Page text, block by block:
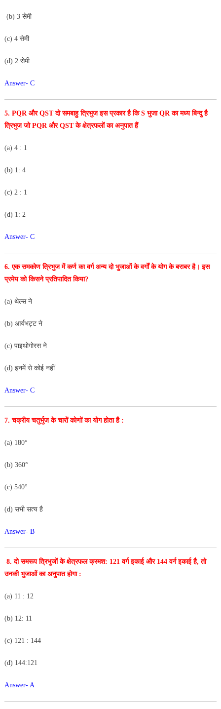
(b) 3 सेमी
(c) 4 सेमी
(d) 2 सेमी
Answer- C
5. PQR और QST दो समबाहु त्रिभुज इस प्रकार है कि S भुजा QR का मध्य बिन्दु है
त्रिभुज जो PQR और QST के क्षेत्रफलों का अनुपात हैं
(a) 4 : 1
(b) 1: 4
(c) 2 : 1
(d) 1: 2
Answer- C
6. एक समकोण त्रिभुज में कर्ण का वर्ग अन्य दो भुजाओं के वर्गों केयोग के बराबर है। इस
प्रमेय को किसने प्रतिपादित किया?
(a) थेल्स ने
(b) आर्यभट्ट ने
(c) पाइथोगोरस ने
(d) इनमें से कोई नहीं
Answer- C
7. चक्रीय चतुर्भुज के चारों कोणों का योग होता है :
(a) 180°
(b) 360°
(c) 540°
(d) सभी सत्य है
Answer- B
8. दो समरूप त्रिभुजों के क्षेत्रफल क्रमश: 121 वर्ग इकाई और 144वर्ग इकाई है, तो
उनकी भुजाओं का अनुपात होगा :
(a) 11 : 12
(b) 12: 11
(c) 121 : 144
(d) 144:121
Answer- A